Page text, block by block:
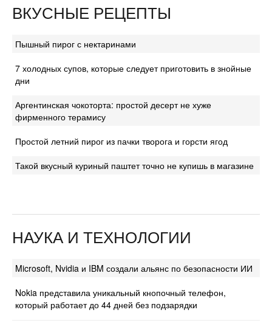
ВКУСНЫЕ РЕЦЕПТЫ
Пышный пирог с нектаринами
7 холодных супов, которые следует приготовить в знойные
дни
Аргентинская чокоторта: простой десерт не хуже
фирменного терамису
Простой летний пирог из пачки творога и горсти ягод
Такой вкусный куриный паштет точно не купишь в магазине
НАУКА И ТЕХНОЛОГИИ
Microsoft, Nvidia и IBM создали альянс по безопасности ИИ
Nokia представила уникальный кнопочный телефон,
который работает до 44 дней без подзарядки